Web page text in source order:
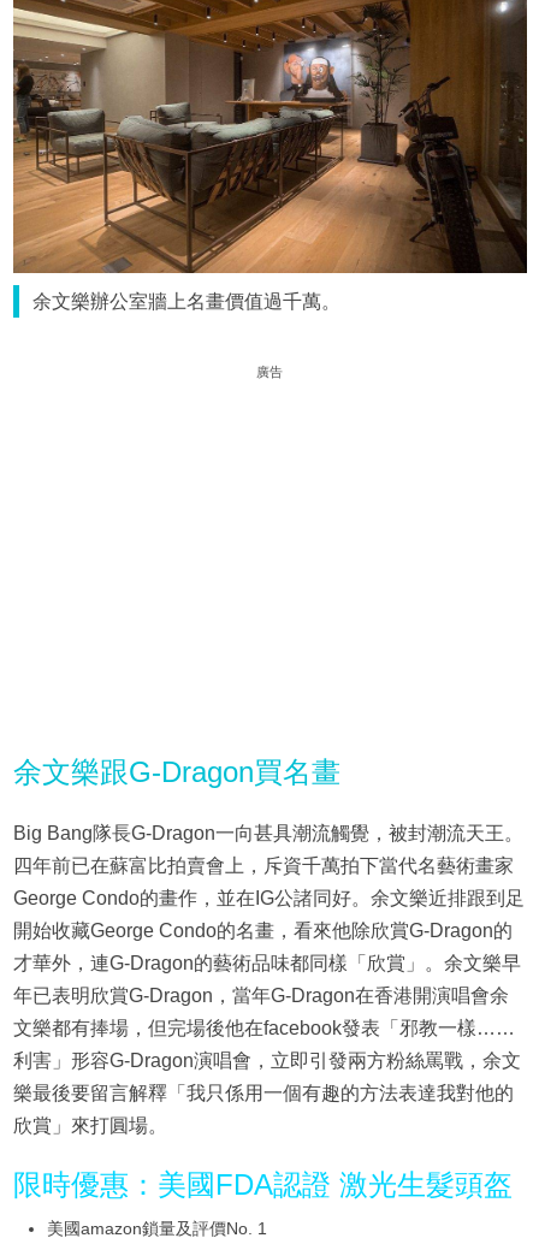
余文樂辦公室牆上名畫價值過千萬。
廣告
余文樂跟G-Dragon買名畫
Big Bang隊長G-Dragon一向甚具潮流觸覺，被封潮流天王。
四年前已在蘇富比拍賣會上，斥資千萬拍下當代名藝術畫家
George Condo的畫作，並在IG公諸同好。余文樂近排跟到足
開始收藏George Condo的名畫，看來他除欣賞G-Dragon的
才華外，連G-Dragon的藝術品味都同樣「欣賞」。余文樂早
年已表明欣賞G-Dragon，當年G-Dragon在香港開演唱會余
文樂都有捧場，但完場後他在facebook發表「邪教一樣……
利害」形容G-Dragon演唱會，立即引發兩方粉絲罵戰，余文
樂最後要留言解釋「我只係用一個有趣的方法表達我對他的
欣賞」來打圓場。
限時優惠：美國FDA認證 激光生髮頭盔
美國amazon鎖量及評價No. 1